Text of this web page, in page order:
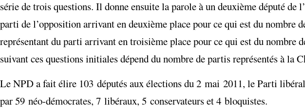
série de trois questions. Il donne ensuite la parole à un deuxième député de
parti de l’opposition arrivant en deuxième place pour ce qui est du nombre
représentant du parti arrivant en troisième place pour ce qui est du nombre
suivant ces questions initiales dépend du nombre de partis représentés à la
Le NPD a fait élire 103 députés aux élections du 2 mai 2011, le Parti
par 59 néo-démocrates, 7 libéraux, 5 conservateurs et 4 bloquistes.